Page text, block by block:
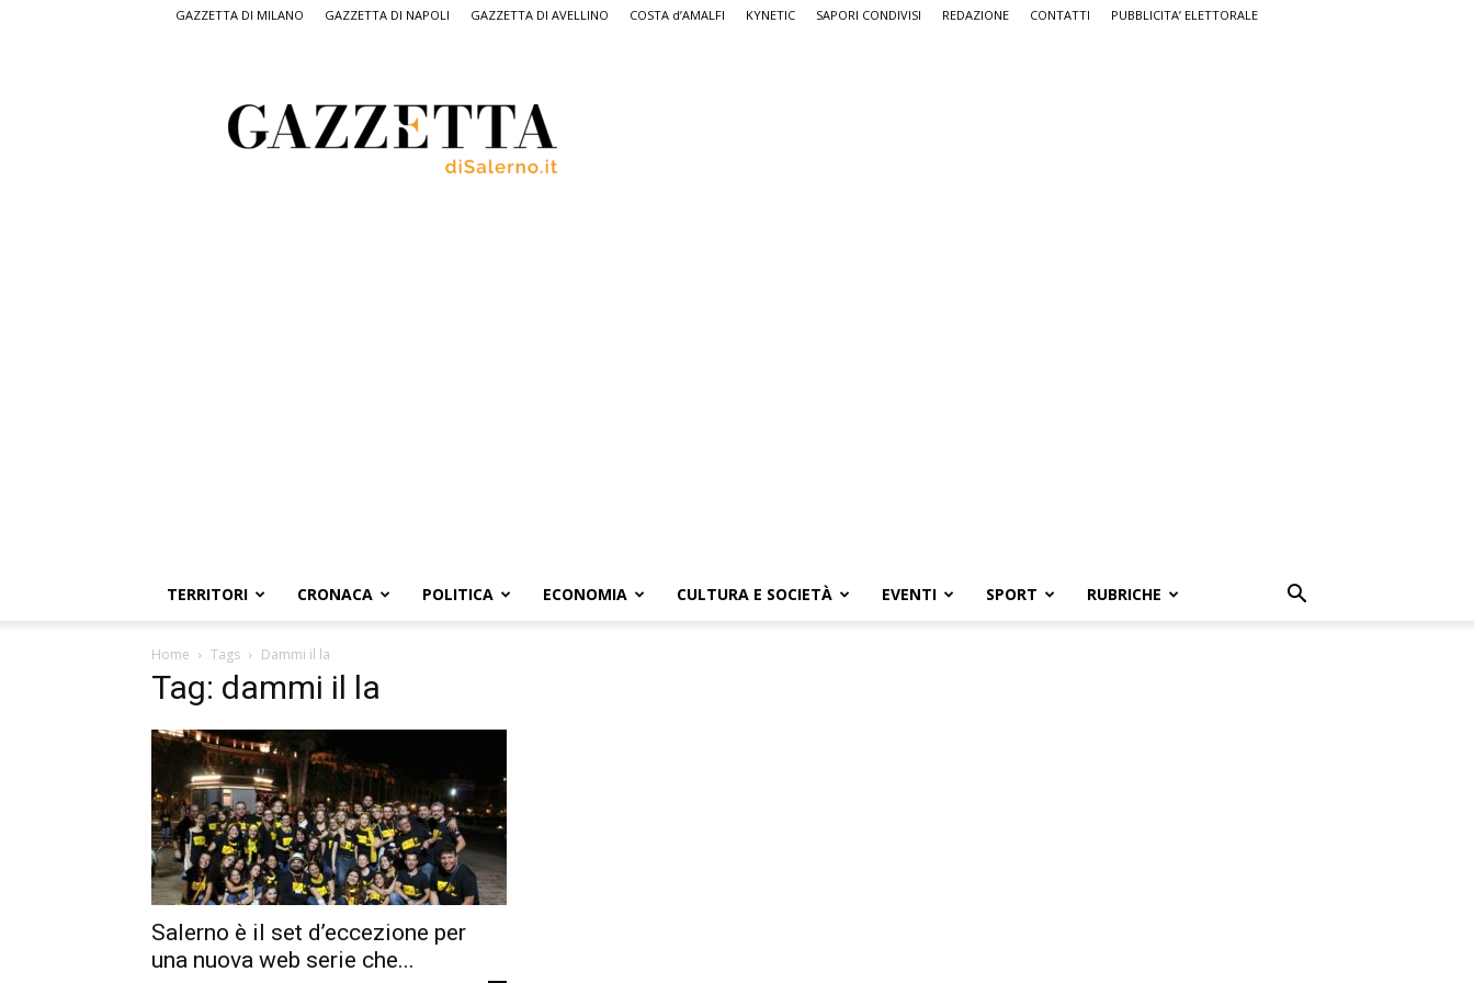
GAZZETTA DI MILANO GAZZETTA DI NAPOLI GAZZETTA DI AVELLINO COSTA d’AMALFI KYNETIC SAPORI CONDIVISI REDAZIONE CONTATTI PUBBLICITA’ ELETTORALE
Salerno,
il
quotidiano
TERRITORI CRONACA POLITICA ECONOMIA CULTURA E SOCIETÀ EVENTI SPORT RUBRICHE
Home Tags Dammi il la
Tag: dammi il la
Salerno è il set d’eccezione per
una nuova web serie che...